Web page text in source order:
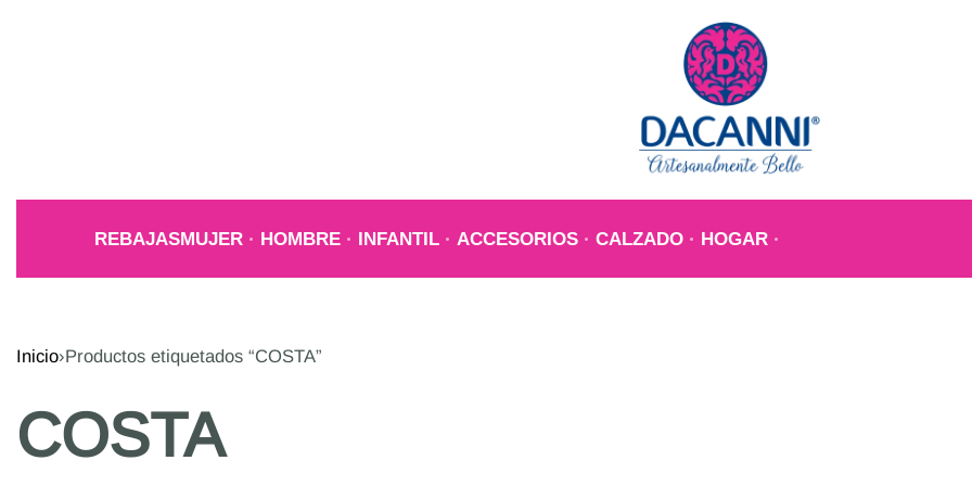
REBAJASMUJER HOMBRE INFANTIL ACCESORIOS CALZADO HOGAR
Inicio›Productos etiquetados “COSTA”
COSTA